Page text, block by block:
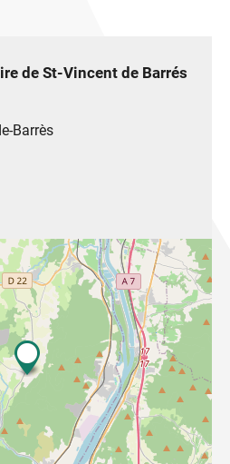
de St-Vincent de Barrés
Barrès